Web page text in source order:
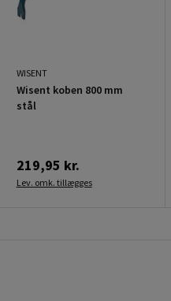
WISENT
Wisent koben 800 mm
stål
219,95 kr.
Lev. omk. tillægges